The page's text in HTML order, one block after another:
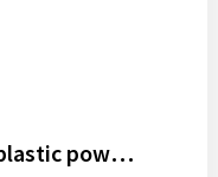
Soldy RCS gerecyclede plastic powerbank van 10.000 mAh met zonnedynamo